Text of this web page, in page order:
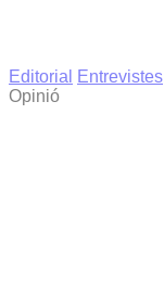
Editorial
Entrevistes
Opinió